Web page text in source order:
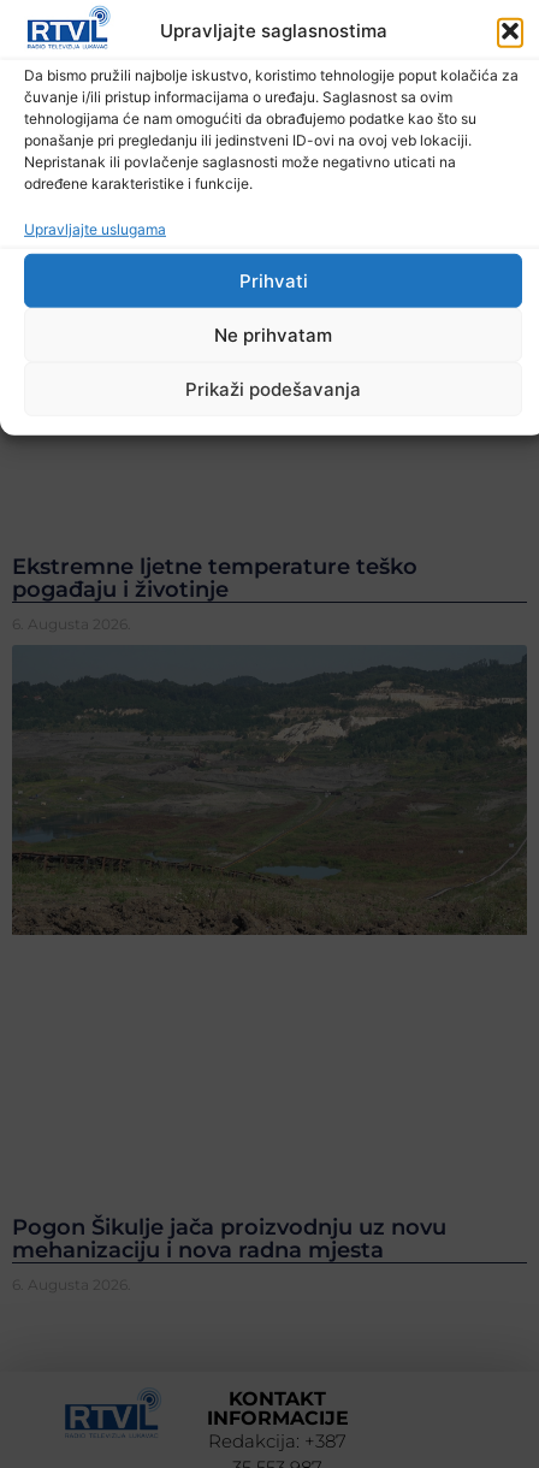
Upravljajte saglasnostima
Da bismo pružili najbolje iskustvo, koristimo tehnologije poput kolačića za
čuvanje i/ili pristup informacijama o uređaju. Saglasnost sa ovim
tehnologijama će nam omogućiti da obrađujemo podatke kao što su
ponašanje pri pregledanju ili jedinstveni ID-ovi na ovoj veb lokaciji.
Nepristanak ili povlačenje saglasnosti može negativno uticati na
određene karakteristike i funkcije.
Upravljajte uslugama
Prihvati
Ne prihvatam
Prikaži podešavanja
Ekstremne ljetne temperature teško
pogađaju i životinje
6. Augusta 2026.
Pogon Šikulje jača proizvodnju uz novu
mehanizaciju i nova radna mjesta
6. Augusta 2026.
KONTAKT
INFORMACIJE
Redakcija: +387